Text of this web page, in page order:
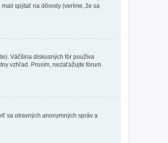
spýtať na dôvody (veríme, že sa
Väčšina diskusných fór používa
vzhľad. Prosím, nezaťažujte fórum
sa otravných anonymných správ a